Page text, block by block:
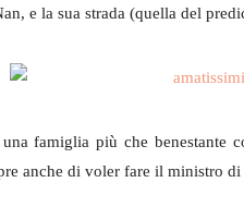
e la sua strada (quella del
famiglia più che benestante
anche di voler fare il ministro